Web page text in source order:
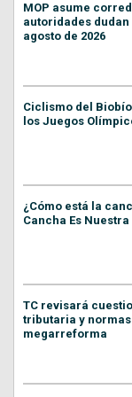
MOP asume
autoridades dudan
agosto de 2026
Ciclismo del
los Juegos
¿Cómo está la
Cancha Es
TC revisará
tributaria y
megarreforma